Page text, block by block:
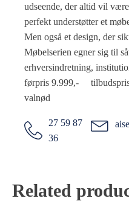
udseende, der altid vil
perfekt understøtter et
Men også et design, der
Møbelserien egner sig til
erhversindretning,
førpris 9.999,-
valnød
27 59 87
36
Related